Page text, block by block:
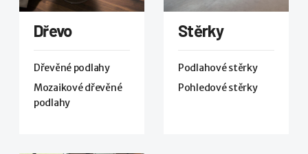
Dřevo
Dřevěné podlahy
Mozaikové dřevěné
podlahy
Stěrky
Podlahové stěrky
Pohledové stěrky